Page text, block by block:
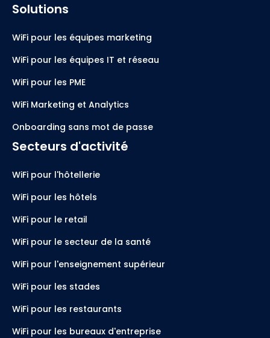
Solutions
WiFi pour les équipes marketing
WiFi pour les équipes IT et réseau
WiFi pour les PME
WiFi Marketing et Analytics
Onboarding sans mot de passe
Secteurs d'activité
WiFi pour l'hôtellerie
WiFi pour les hôtels
WiFi pour le retail
WiFi pour le secteur de la santé
WiFi pour l'enseignement supérieur
WiFi pour les stades
WiFi pour les restaurants
WiFi pour les bureaux d'entreprise